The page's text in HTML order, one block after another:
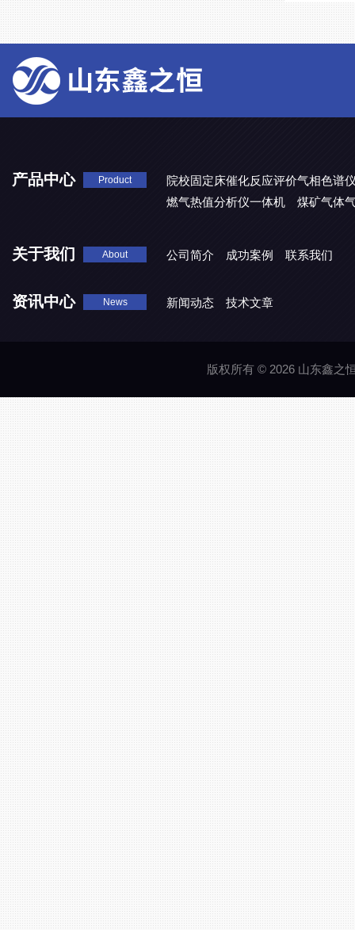
产品中心 Product
院校固定床催化反应评价气相色谱
燃气热值分析仪一体机
煤矿气体
关于我们 About 公司简介 成功案例 联系我们
资讯中心 News 新闻动态 技术文章
版权所有 © 2026 山东鑫之